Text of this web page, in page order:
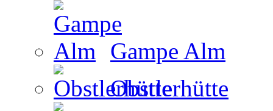
Gampe Alm
Obstlerhütte